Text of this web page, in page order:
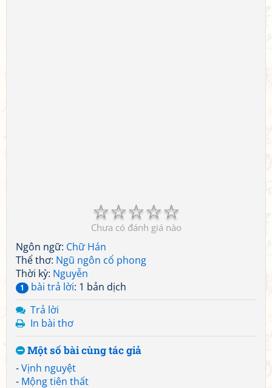
☆
☆
☆
☆
☆
Chưa có đánh giá nào
Ngôn ngữ: Chữ Hán
Thể thơ: Ngũ ngôn cổ phong
Thời kỳ: Nguyễn
1 bài trả lời: 1 bản dịch
Trả lời
In bài thơ
Một số bài cùng tác giả
-Vịnh nguyệt
- Mộng tiên thất